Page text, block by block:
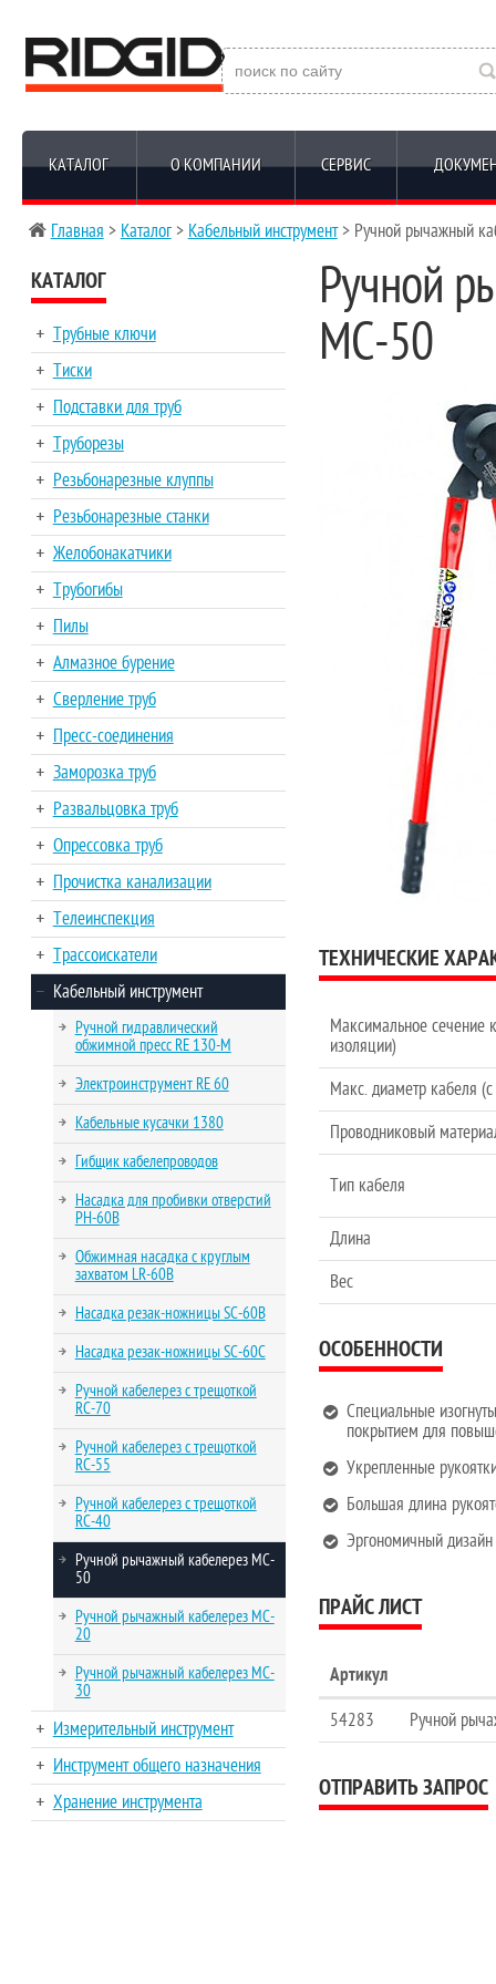
КАТАЛОГ О КОМПАНИИ СЕРВИС
Главная > Каталог> Кабельный инструмент> Ручной рычажный
КАТАЛОГ
Трубные ключи
Тиски
Подставки для труб
Труборезы
Резьбонарезные клуппы
Резьбонарезные станки
Желобонакатчики
Трубогибы
Пилы
Алмазное бурение
Сверление труб
Пресс-соединения
Заморозка труб
Развальцовка труб
Опрессовка труб
Прочистка канализации
Телеинспекция
Трассоискатели
Кабельный инструмент
Ручной гидравлический
обжимной пресс RE 130-M
Электроинструмент RE 60
Кабельные кусачки 1380
Гибщик кабелепроводов
Насадка для пробивки отверстий
PH-60B
Обжимная насадка с круглым
захватом LR-60B
Насадка резак-ножницы SC-60B
Насадка резак-ножницы SC-60C
Ручной кабелерез с трещоткой
RC-70
Ручной кабелерез с трещоткой
RC-55
Ручной кабелерез с трещоткой
RC-40
Ручной рычажный кабелерез MC-
50
Ручной рычажный кабелерез MC-
20
Ручной рычажный кабелерез MC-
30
Измерительный инструмент
Инструмент общего назначения
Хранение инструмента
Ручной
MC-50
ТЕХНИЧЕСКИЕ
Максимальное сечение
изоляции)
Макс. диаметр кабеля
Проводниковый
Тип кабеля
Длина
Вес
ОСОБЕННОСТИ
Специальные
покрытием для
Укрепленные
Большая длина
Эргономичный
ПРАЙС ЛИСТ
Артикул
54283 Ручной
ОТПРАВИТЬ ЗАПРОС